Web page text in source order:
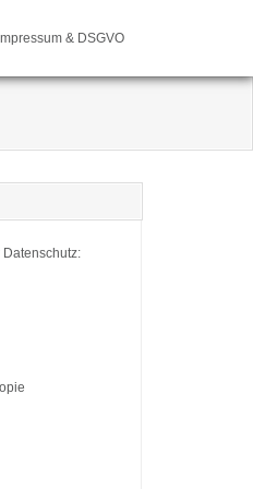
Impressum & DSGVO
Datenschutz: